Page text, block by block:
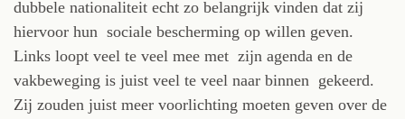
dubbele nationaliteit echt zo belangrijk vinden dat zij
hiervoor hun sociale bescherming op willen geven.
Links loopt veel te veel mee met zijn agenda en de
vakbeweging is juist veel te veel naar binnen gekeerd.
Zij zouden juist meer voorlichting moeten geven over de